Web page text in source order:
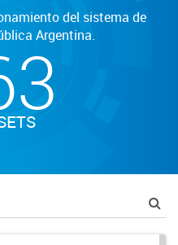
del sistema de
Argentina.